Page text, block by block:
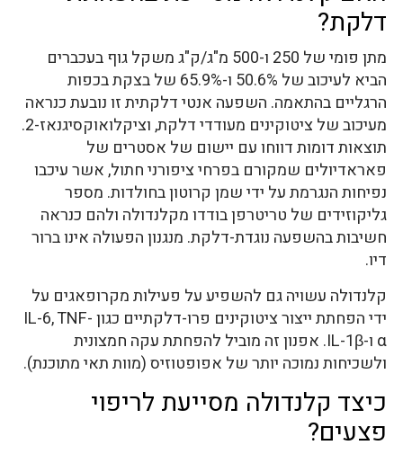
דלקת?
מתן פומי של 250 ו-500 מ"ג/ק"ג משקל גוף בעכברים
הביא לעיכוב של 50.6% ו-65.9% של בצקת בכפות
הרגליים בהתאמה. השפעה אנטי דלקתית זו נובעת כנראה
מעיכוב של ציטוקינים מעודדי דלקת, וציקלואוקסיגנאז-2.
תוצאות דומות דווחו עם יישום של אסטרים של
פאראדיולים שמקורם בפרחי ציפורני חתול, אשר עיכבו
נפיחות הנגרמת על ידי שמן קרוטון בחולדות. מספר
גליקוזידים של טריטרפן בודדו מקלנדולה ולהם כנראה
חשיבות בהשפעה נוגדת-דלקת. מנגנון הפעולה אינו ברור
דיו.
קלנדולה עשויה גם להשפיע על פעילות מקרופאגים על
ידי הפחתת ייצור ציטוקינים פרו-דלקתיים כגון IL-6, TNF-
α ו-IL-1β. אפנון זה מוביל להפחתת עקה חמצונית
ולשכיחות נמוכה יותר של אפופטוזיס (מוות תאי מתוכנת).
כיצד קלנדולה מסייעת לריפוי
פצעים?